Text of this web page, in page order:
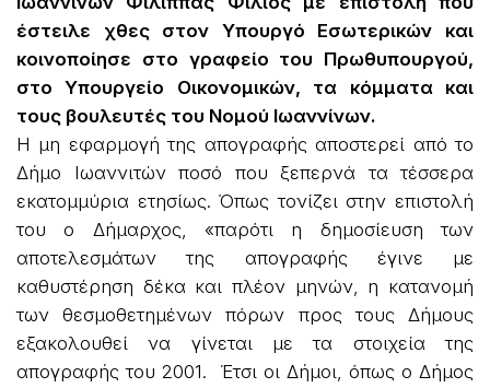
έστειλε χθες στον Υπουργό Εσωτερικών και
κοινοποίησε στο γραφείο του Πρωθυπουργού,
στο Υπουργείο Οικονομικών, τα κόμματα και
τους βουλευτές του Νομού Ιωαννίνων.
Η μη εφαρμογή της απογραφής αποστερεί από το
Δήμο Ιωαννιτών ποσό που ξεπερνά τα τέσσερα
εκατομμύρια ετησίως. Όπως τονίζει στην επιστολή
του ο Δήμαρχος, «παρότι η δημοσίευση των
αποτελεσμάτων της απογραφής έγινε με
καθυστέρηση δέκα και πλέον μηνών, η κατανομή
των θεσμοθετημένων πόρων προς τους Δήμους
εξακολουθεί να γίνεται με τα στοιχεία της
απογραφής του 2001. Έτσι οι Δήμοι, όπως ο Δήμος